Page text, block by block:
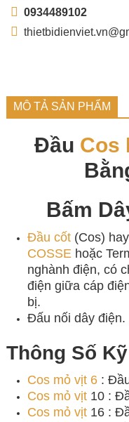
0934489102
MÔ TẢ SẢN PHẨM
Đầu Cos
Bấm
Đầu cốt(Cos)
COSSEhoặc
nghành điện, có
điện giữa cáp
bị.
Đấu nối dây điện.
Thông Số
Cos mỏ vịt 6: Đầu
Cos mỏ vịt10 :
Cos mỏ vịt 16 :